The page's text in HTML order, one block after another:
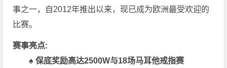
事之一，自2012年推出以来，现已成为欧洲最受欢迎的
比赛。
赛事亮点:
♠ 保底奖励高达2500W与18场马耳他戒指赛